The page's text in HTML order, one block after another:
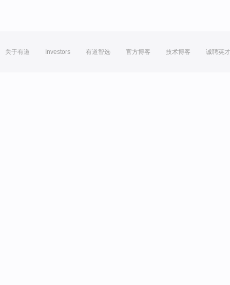
关于有道 Investors 有道智选 官方博客 技术博客 诚聘英才